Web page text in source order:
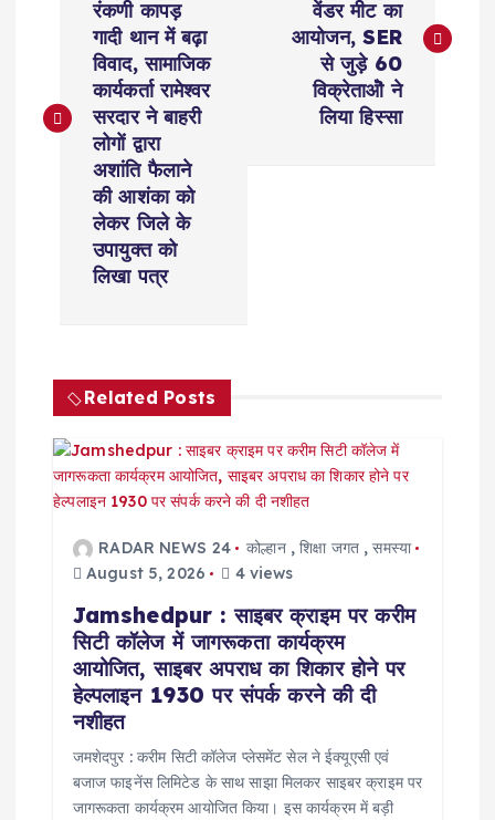
t
g
a
t
रंकणी कापड़
गादी थान में बढ़ा
विवाद, सामाजिक
कार्यकर्ता रामेश्वर
सरदार ने बाहरी
लोगों द्वारा
अशांति फैलाने
की आशंका को
लेकर जिले के
उपायुक्त को
लिखा पत्र
वेंडर मीट का
आयोजन, SER
से जुड़े 60
विक्रेताओॆ ने
लिया हिस्सा
Related Posts
RADAR NEWS 24 कोल्हान,शिक्षा जगत,समस्या
August 5, 2026
4 views
Jamshedpur : साइबर क्राइम पर करीम
सिटी कॉलेज में जागरूकता कार्यक्रम
आयोजित, साइबर अपराध का शिकार होने पर
हेल्पलाइन 1930 पर संपर्क करने की दी
नशीहत
जमशेदपुर : करीम सिटी कॉलेज प्लेसमेंट सेल ने ईक्यूएसी एवं
बजाज फाइनेंस लिमिटेड के साथ साझा मिलकर साइबर क्राइम पर
जागरूकता कार्यक्रम आयोजित किया। इस कार्यक्रम में बड़ी